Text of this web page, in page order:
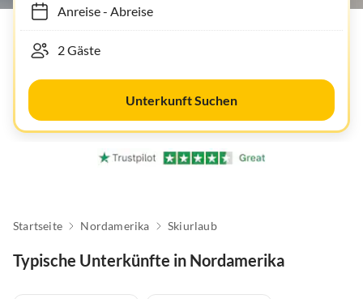
Anreise- Abreise
Unterkunft Suchen
Startseite Nordamerika Skiurlaub
Typische Unterkünfte in Nordamerika